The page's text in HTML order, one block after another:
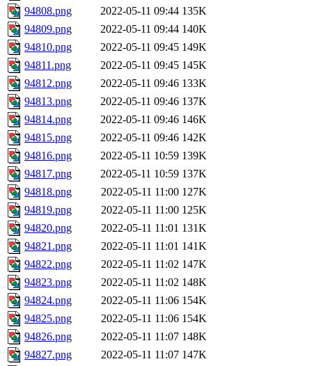
94808.png
2022-05-11 09:44 135K
94809.png
2022-05-11 09:44 140K
94810.png
2022-05-11 09:45 149K
94811.png
2022-05-11 09:45 145K
94812.png
2022-05-11 09:46 133K
94813.png
2022-05-11 09:46 137K
94814.png
2022-05-11 09:46 146K
94815.png
2022-05-11 09:46 142K
94816.png
2022-05-11 10:59 139K
94817.png
2022-05-11 10:59 137K
94818.png
2022-05-11 11:00 127K
94819.png
2022-05-11 11:00 125K
94820.png
2022-05-11 11:01 131K
94821.png
2022-05-11 11:01 141K
94822.png
2022-05-11 11:02 147K
94823.png
2022-05-11 11:02 148K
94824.png
2022-05-11 11:06 154K
94825.png
2022-05-11 11:06 154K
94826.png
2022-05-11 11:07 148K
94827.png
2022-05-11 11:07 147K